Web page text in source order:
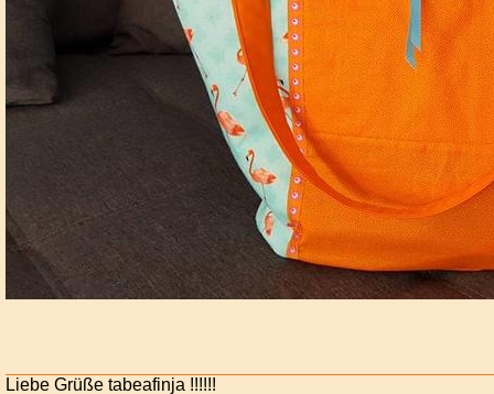
Liebe Grüße tabeafinja !!!!!!